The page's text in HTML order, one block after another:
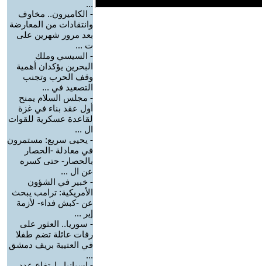
...
- الكاميرون.. مخاوف
وانتقادات من المعارضة
بعد مرور شهرين على
ت ...
- السيسي وملك
البحرين يؤكدان أهمية
وقف الحرب وتجنب
التصعيد في ...
- مجلس السلام يمنح
أول عقد بناء في غزة
لقاعدة عسكرية للقوات
ال ...
- يحيى سريع: مستمرون
في معادلة -الحصار
بالحصار- حتى كسره
عن ال ...
- خبير في الشؤون
الأمريكية: ترامب يبحث
عن -كبش فداء- لأزمة
إير ...
- سوريا.. العثور على
رفات عائلة تضم طفلا
في العتيبة بريف دمشق
...